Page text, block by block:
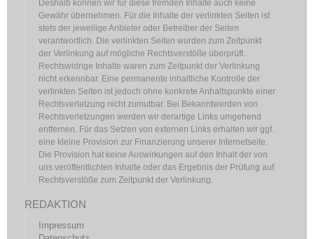
Deshalb können wir für diese fremden Inhalte auch keine
Gewähr übernehmen. Für die Inhalte der verlinkten Seiten ist
stets der jeweilige Anbieter oder Betreiber der Seiten
verantwortlich. Die verlinkten Seiten wurden zum Zeitpunkt
der Verlinkung auf mögliche Rechtsverstöße überprüft.
Rechtswidrige Inhalte waren zum Zeitpunkt der Verlinkung
nicht erkennbar. Eine permanente inhaltliche Kontrolle der
verlinkten Seiten ist jedoch ohne konkrete Anhaltspunkte einer
Rechtsverletzung nicht zumutbar. Bei Bekanntwerden von
Rechtsverletzungen werden wir derartige Links umgehend
entfernen. Für das Setzen von externen Links erhalten wir ggf.
eine kleine Provision zur Finanzierung unserer Internetseite.
Die Provision hat keine Auswirkungen auf den Inhalt der von
uns veröffentlichten Inhalte oder das Ergebnis der Prüfung auf
Rechtsverstöße zum Zeitpunkt der Verlinkung.
REDAKTION
Impressum